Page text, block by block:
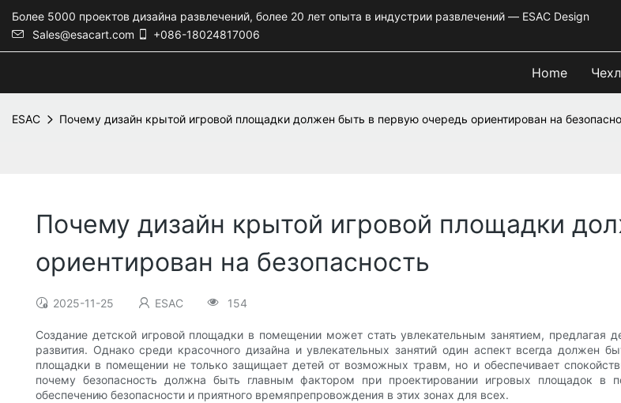
Более 5000 проектов дизайна развлечений, более 20 лет опыта в индустрии развлечений — ESAC Design
Sales@esacart.com
+086-18024817006
Home
ESAC Почему дизайн крытой игровой площадки должен быть в первую очередь ориентирован на
Почему дизайн крытой игровой площадки
ориентирован на безопасность
2025-11-25 ESAC 154
Создание детской игровой площадки в помещении может стать увлекательным занятием,
развития. Однако среди красочного дизайна и увлекательных занятий один аспект всегда должен
площадки в помещении не только защищает детей от возможных травм, но и обеспечивает
почему безопасность должна быть главным фактором при проектировании игровых площадок в
обеспечению безопасности и приятного времяпрепровождения в этих зонах для всех.